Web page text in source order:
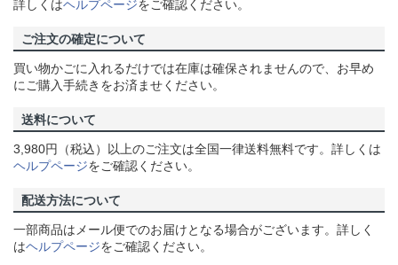
詳しくはヘルプページをご確認ください。
ご注文の確定について
買い物かごに入れるだけでは在庫は確保されませんので、お早め
にご購入手続きをお済ませください。
送料について
3,980円（税込）以上のご注文は全国一律送料無料です。詳しくは
ヘルプページをご確認ください。
配送方法について
一部商品はメール便でのお届けとなる場合がございます。詳しく
はヘルプページをご確認ください。